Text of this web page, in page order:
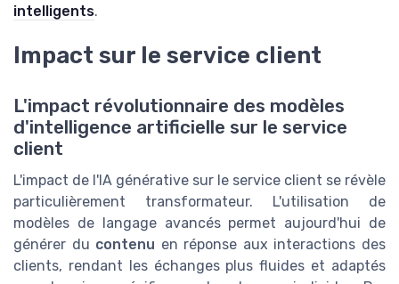
intelligents.
Impact sur le service client
L'impact révolutionnaire des modèles
d'intelligence artificielle sur le service
client
L'impact de l'IA générative sur le service client se révèle
particulièrement transformateur. L'utilisation de
modèles de langage avancés permet aujourd'hui de
générer du contenu en réponse aux interactions des
clients, rendant les échanges plus fluides et adaptés